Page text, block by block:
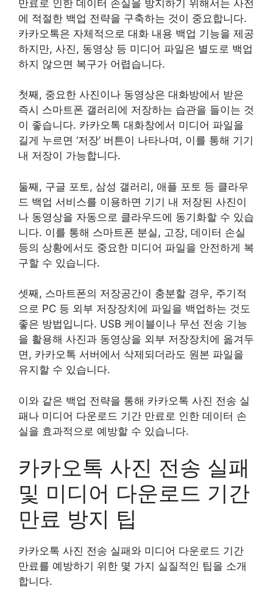
만료로 인한 데이터 손실을 방지하기 위해서는 사전
에 적절한 백업 전략을 구축하는 것이 중요합니다.
카카오톡은 자체적으로 대화 내용 백업 기능을 제공
하지만, 사진, 동영상 등 미디어 파일은 별도로 백업
하지 않으면 복구가 어렵습니다.
첫째, 중요한 사진이나 동영상은 대화방에서 받은
즉시 스마트폰 갤러리에 저장하는 습관을 들이는 것
이 좋습니다. 카카오톡 대화창에서 미디어 파일을
길게 누르면 ‘저장’ 버튼이 나타나며, 이를 통해 기기
내 저장이 가능합니다.
둘째, 구글 포토, 삼성 갤러리, 애플 포토 등 클라우
드 백업 서비스를 이용하면 기기 내 저장된 사진이
나 동영상을 자동으로 클라우드에 동기화할 수 있습
니다. 이를 통해 스마트폰 분실, 고장, 데이터 손실
등의 상황에서도 중요한 미디어 파일을 안전하게 복
구할 수 있습니다.
셋째, 스마트폰의 저장공간이 충분할 경우, 주기적
으로 PC 등 외부 저장장치에 파일을 백업하는 것도
좋은 방법입니다. USB 케이블이나 무선 전송 기능
을 활용해 사진과 동영상을 외부 저장장치에 옮겨두
면, 카카오톡 서버에서 삭제되더라도 원본 파일을
유지할 수 있습니다.
이와 같은 백업 전략을 통해 카카오톡 사진 전송 실
패나 미디어 다운로드 기간 만료로 인한 데이터 손
실을 효과적으로 예방할 수 있습니다.
카카오톡 사진 전송 실패
및 미디어 다운로드 기간
만료 방지 팁
카카오톡 사진 전송 실패와 미디어 다운로드 기간
만료를 예방하기 위한 몇 가지 실질적인 팁을 소개
합니다.